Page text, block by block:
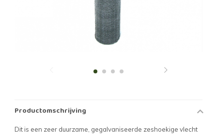
Productomschrijving
Dit is een zeer duurzame, gegalvaniseerde zeshoekige vlecht